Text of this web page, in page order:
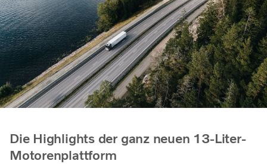
Die Highlights der ganz neuen 13-Liter-
Motorenplattform